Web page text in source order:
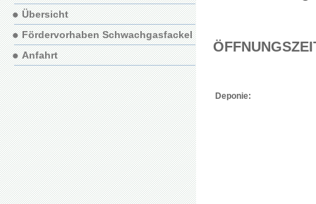
Deponie:
Übersicht
Fördervorhaben Schwachgasfackel
Anfahrt